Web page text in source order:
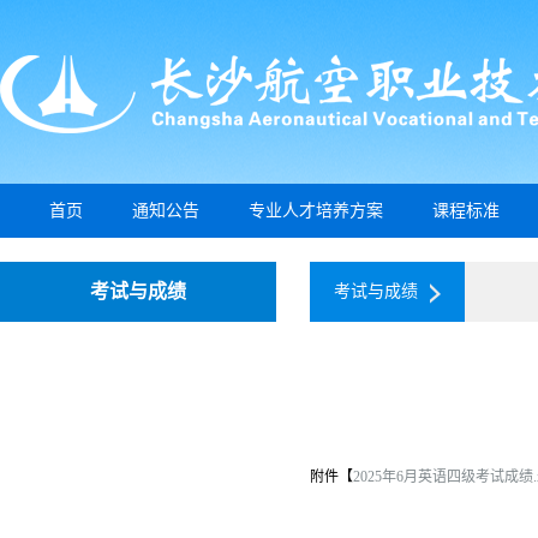
首页 通知公告 专业人才培养方案 课程标准
考试与成绩 考试与成绩
附件【2025年6月英语四级考试成绩